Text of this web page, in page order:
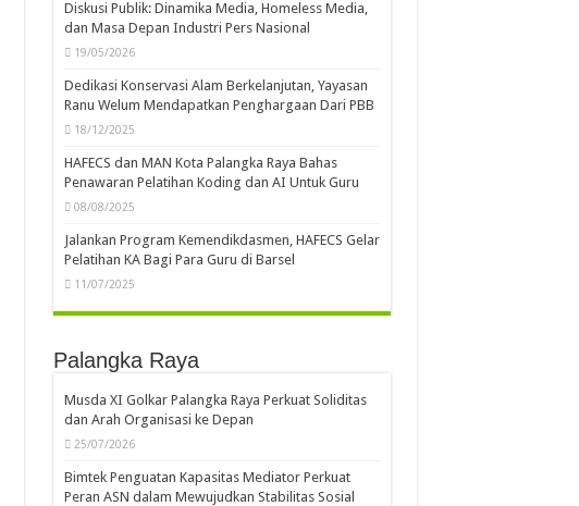
Diskusi Publik: Dinamika Media, Homeless Media,
dan Masa Depan Industri Pers Nasional
19/05/2026
Dedikasi Konservasi Alam Berkelanjutan, Yayasan
Ranu Welum Mendapatkan Penghargaan Dari PBB
18/12/2025
HAFECS dan MAN Kota Palangka Raya Bahas
Penawaran Pelatihan Koding dan AI Untuk Guru
08/08/2025
Jalankan Program Kemendikdasmen, HAFECS Gelar
Pelatihan KA Bagi Para Guru di Barsel
11/07/2025
Palangka Raya
Musda XI Golkar Palangka Raya Perkuat Soliditas
dan Arah Organisasi ke Depan
25/07/2026
Bimtek Penguatan Kapasitas Mediator Perkuat
Peran ASN dalam Mewujudkan Stabilitas Sosial